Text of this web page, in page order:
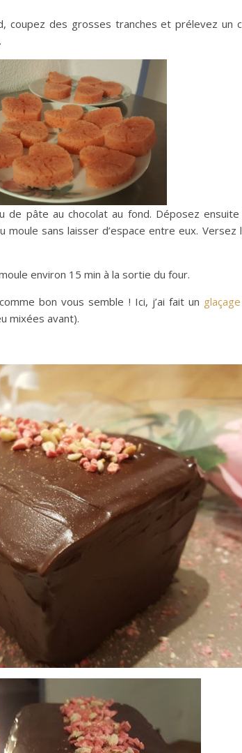
coupez des grosses tranches et prélevez un
de pâte au chocolat au fond. Déposez
sans laisser d’espace entre eux. Versez
environ 15 min à la sortie du four.
bon vous semble ! Ici, j’ai fait un glaçage
mixées avant).